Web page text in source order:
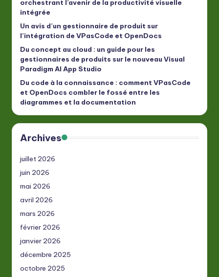
orchestrant l’avenir de la productivité visuelle
intégrée
Un avis d’un gestionnaire de produit sur
l’intégration de VPasCode et OpenDocs
Du concept au cloud : un guide pour les
gestionnaires de produits sur le nouveau Visual
Paradigm AI App Studio
Du code à la connaissance : comment VPasCode
et OpenDocs combler le fossé entre les
diagrammes et la documentation
Archives
juillet 2026
juin 2026
mai 2026
avril 2026
mars 2026
février 2026
janvier 2026
décembre 2025
octobre 2025